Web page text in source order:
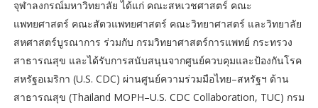
จุฬาลงกรณ์มหาวิทยาลัย ได้แก่ คณะสหเวชศาสตร์ คณะ
แพทยศาสตร์ คณะสัตวแพทยศาสตร์ คณะวิทยาศาสตร์ และวิทยาลัย
สหศาสตร์บูรณาการ ร่วมกับ กรมวิทยาศาสตร์การแพทย์ กระทรวง
สาธารณสุข และได้รับการสนับสนุนจากศูนย์ควบคุมและป้องกันโรค
สหรัฐอเมริกา (U.S. CDC) ผ่านศูนย์ความร่วมมือไทย–สหรัฐฯ ด้าน
สาธารณสุข (Thailand MOPH–U.S. CDC Collaboration, TUC) กรม